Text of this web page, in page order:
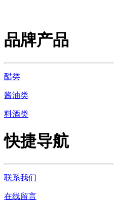
品牌产品
醋类
酱油类
料酒类
快捷导航
联系我们
在线留言